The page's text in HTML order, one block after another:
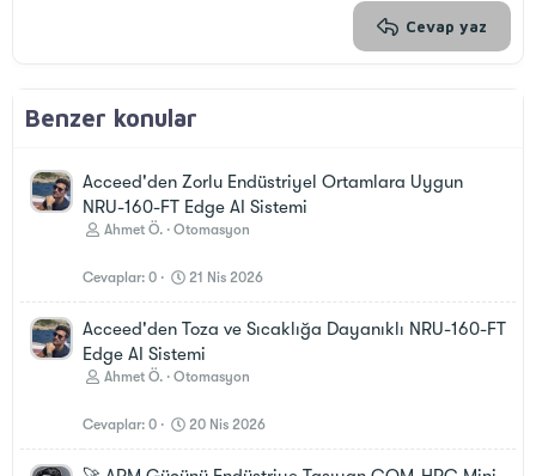
Cevap yaz
Benzer konular
Acceed'den Zorlu Endüstriyel Ortamlara Uygun
NRU-160-FT Edge AI Sistemi
Ahmet Ö. Otomasyon
Cevaplar 0 21 Nis 2026
Acceed'den Toza ve Sıcaklığa Dayanıklı NRU-160-FT
Edge AI Sistemi
Ahmet Ö. Otomasyon
Cevaplar 0 20 Nis 2026